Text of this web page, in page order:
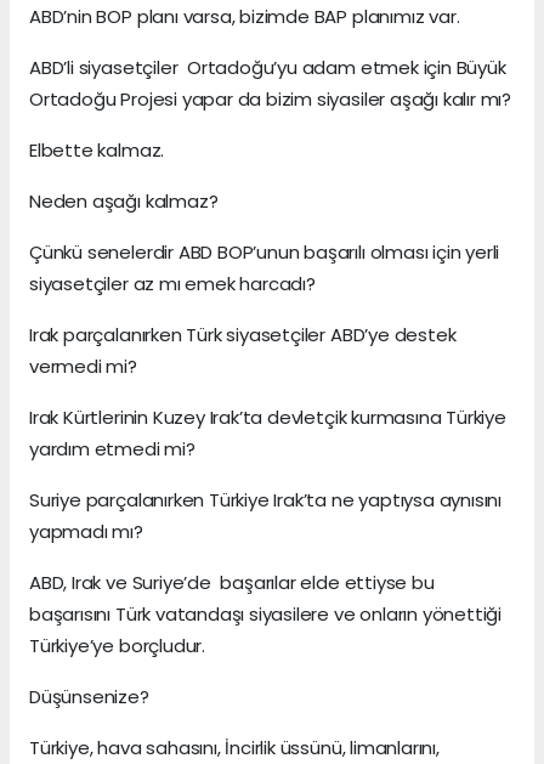
ABD’nin BOP planı varsa, bizimde BAP planımız var.
ABD’li siyasetçiler Ortadoğu’yu adam etmek için Büyük
Ortadoğu Projesi yapar da bizim siyasiler aşağı kalır mı?
Elbette kalmaz.
Neden aşağı kalmaz?
Çünkü senelerdir ABD BOP’unun başarılı olması için yerli
siyasetçiler az mı emek harcadı?
Irak parçalanırken Türk siyasetçiler ABD’ye destek
vermedi mi?
Irak Kürtlerinin Kuzey Irak’ta devletçik kurmasına Türkiye
yardım etmedi mi?
Suriye parçalanırken Türkiye Irak’ta ne yaptıysa aynısını
yapmadı mı?
ABD, Irak ve Suriye’de başarılar elde ettiyse bu
başarısını Türk vatandaşı siyasilere ve onların yönettiği
Türkiye’ye borçludur.
Düşünsenize?
Türkiye, hava sahasını, İncirlik üssünü, limanlarını,